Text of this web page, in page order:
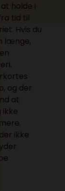
holde i
tid til
Hvis du
længe,
og der
at
ikke